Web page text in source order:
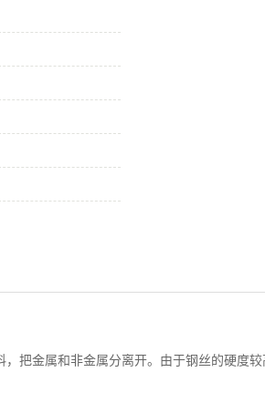
把金属和非金属分离开。由于钢丝的硬度